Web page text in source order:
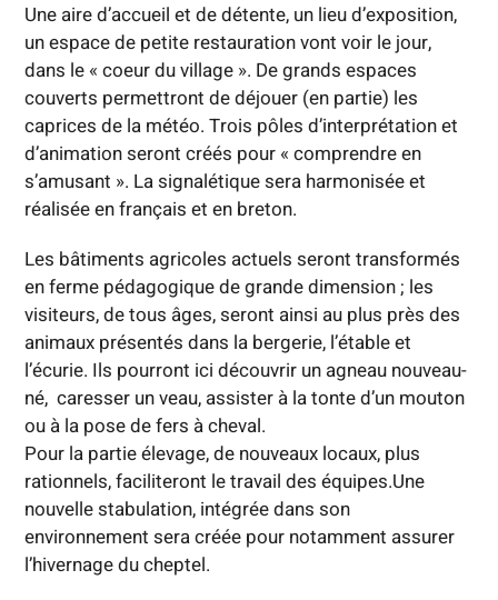
Une aire d’accueil et de détente, un lieu d’exposition,
un espace de petite restauration vont voir le jour,
dans le « coeur du village ». De grands espaces
couverts permettront de déjouer (en partie) les
caprices de la météo. Trois pôles d’interprétation et
d’animation seront créés pour « comprendre en
s’amusant ». La signalétique sera harmonisée et
réalisée en français et en breton.
Les bâtiments agricoles actuels seront transformés
en ferme pédagogique de grande dimension ; les
visiteurs, de tous âges, seront ainsi au plus près des
animaux présentés dans la bergerie, l’étable et
l’écurie. Ils pourront ici découvrir un agneau nouveau-
né, caresser un veau, assister à la tonte d’un mouton
ou à la pose de fers à cheval.
Pour la partie élevage, de nouveaux locaux, plus
rationnels, faciliteront le travail des équipes.Une
nouvelle stabulation, intégrée dans son
environnement sera créée pour notamment assurer
l’hivernage du cheptel.